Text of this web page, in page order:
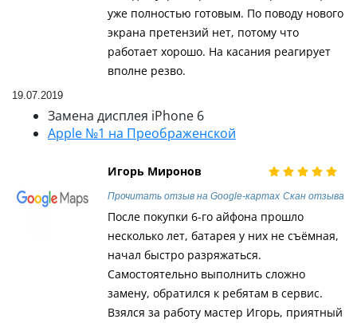
уже полностью готовым. По поводу нового
экрана претензий нет, потому что
работает хорошо. На касания реагирует
вполне резво.
19.07.2019
Замена дисплея iPhone 6
Apple №1 на Преображенской
Игорь Миронов
Прочитать отзыв на Google-картах Скан отзыва
После покупки 6-го айфона прошло
несколько лет, батарея у них не съёмная,
начал быстро разряжаться.
Самостоятельно выполнить сложно
замену, обратился к ребятам в сервис.
Взялся за работу мастер Игорь, приятный